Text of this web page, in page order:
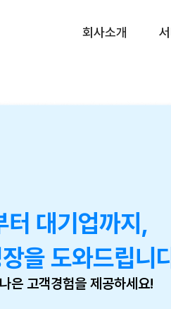
회사소개
터 대기업까지,
을 도와드립니
은 고객경험을 제공하세요!